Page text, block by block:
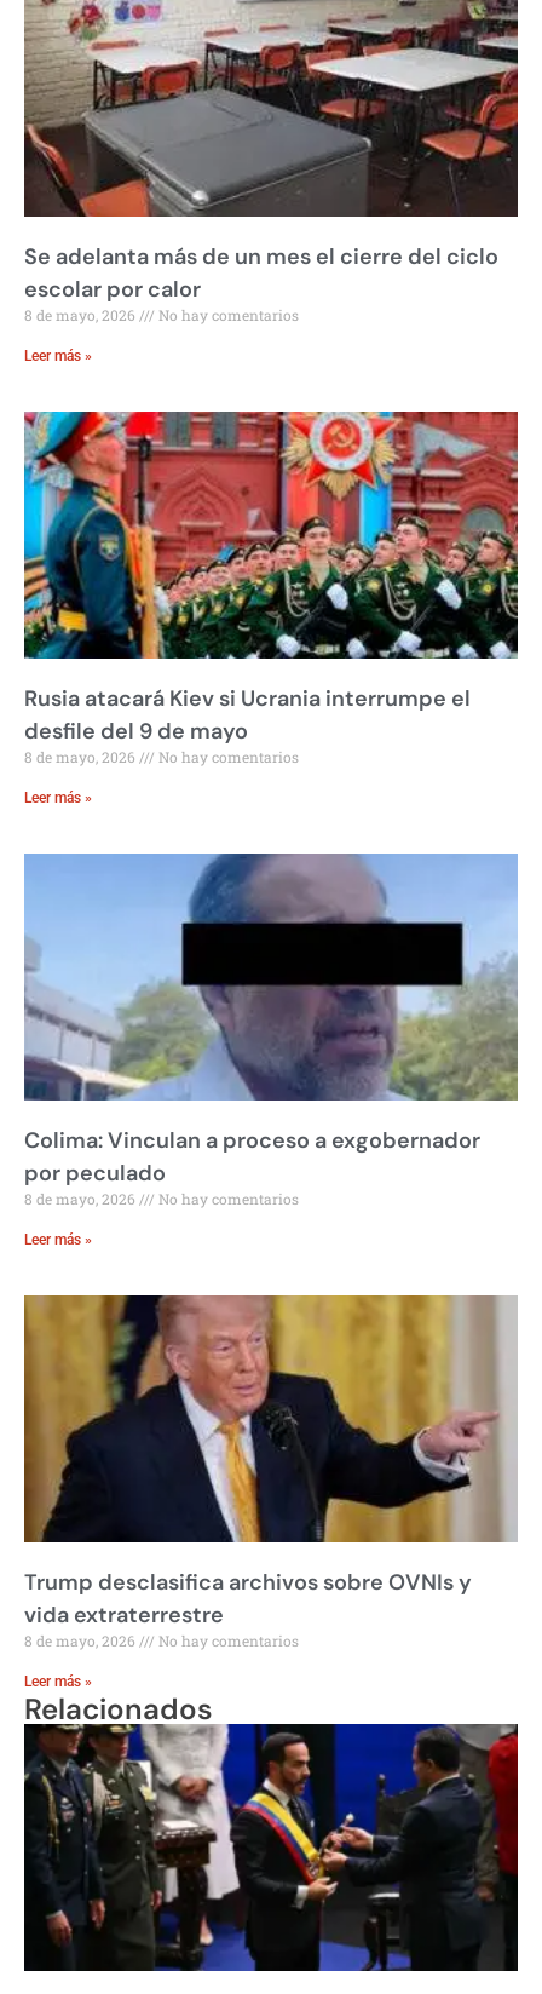
Se adelanta más de un mes el cierre del ciclo
escolar por calor
8 de mayo, 2026 No hay comentarios
Leer más »
Rusia atacará Kiev si Ucrania interrumpe el
desfile del 9 de mayo
8 de mayo, 2026 No hay comentarios
Leer más »
Colima: Vinculan a proceso a exgobernador
por peculado
8 de mayo, 2026 No hay comentarios
Leer más »
Trump desclasifica archivos sobre OVNIs y
vida extraterrestre
8 de mayo, 2026 No hay comentarios
Leer más »
Relacionados